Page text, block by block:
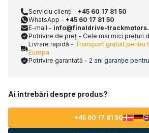
Serviciu clienți - +45 60 17 81 50
WhatsApp - +45 60 17 81 50
E-mail - info@finaldrive-
Potrivire de preț - Cele mai mici prețuri
Livrare rapidă - Transport gratuit pentru
Europa
Potrivire garantată - 2 ani garanție
Ai întrebări despre produs?
+45 60 17 81 50